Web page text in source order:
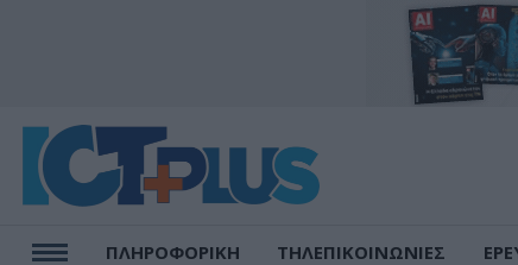
ΠΛΗΡΟΦΟΡΙΚΗ ΤΗΛΕΠΙΚΟΙΝΩΝΙΕΣ